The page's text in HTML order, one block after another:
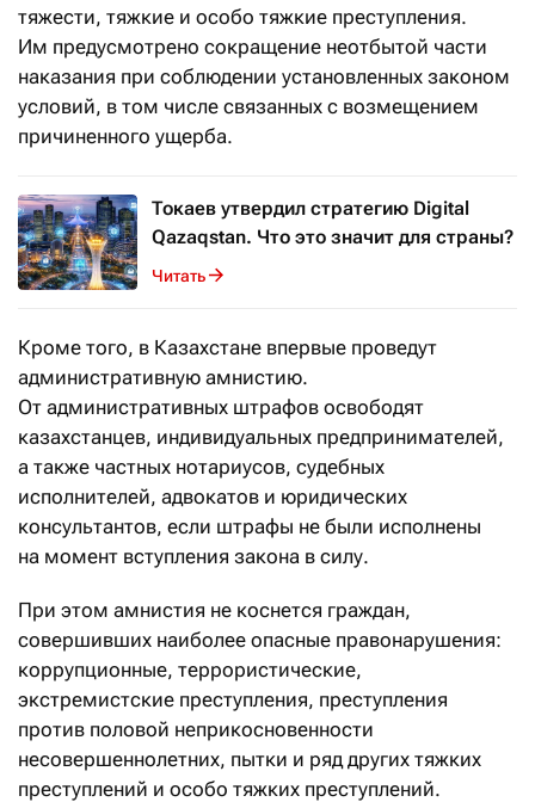
тяжести, тяжкие и особо тяжкие преступления.
Им предусмотрено сокращение неотбытой части
наказания при соблюдении установленных законом
условий, в том числе связанных с возмещением
причиненного ущерба.
Токаев утвердил стратегию Digital
Qazaqstan. Что это значит для страны?
Читать
Кроме того, в Казахстане впервые проведут
административную амнистию.
От административных штрафов освободят
казахстанцев, индивидуальных предпринимателей,
а также частных нотариусов, судебных
исполнителей, адвокатов и юридических
консультантов, если штрафы не были исполнены
на момент вступления закона в силу.
При этом амнистия не коснется граждан,
совершивших наиболее опасные правонарушения:
коррупционные, террористические,
экстремистские преступления, преступления
против половой неприкосновенности
несовершеннолетних, пытки и ряд других тяжких
преступлений и особо тяжких преступлений.